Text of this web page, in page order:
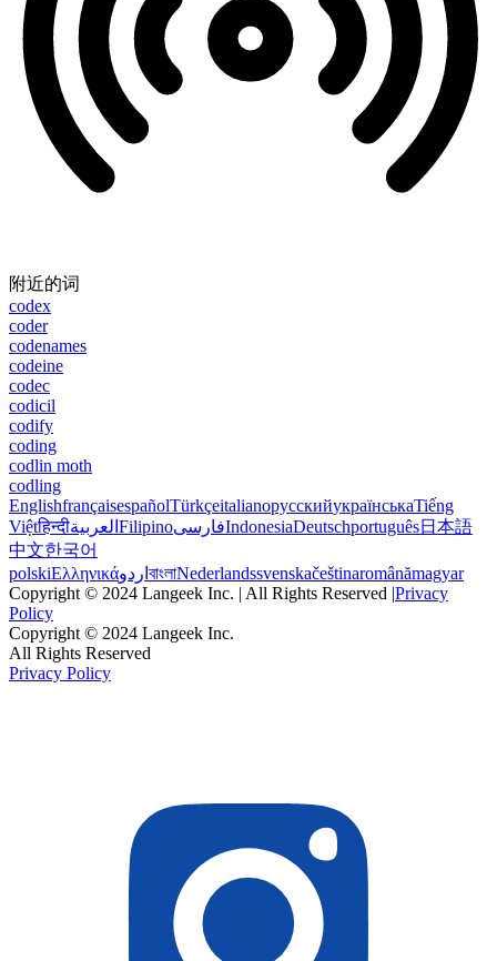
附近的词
codex
coder
codenames
codeine
codec
codicil
codify
coding
codlin moth
codling
EnglishfrançaisespañolTürkçeitalianoрусскийукраїнськаTiếng
Việtहिन्दीالعربية FilipinoفارسیIndonesiaDeutschportuguês日本語
中文한국어
polskiΕλληνικάاردو বাংলাNederlandssvenskačeštinaromânămagyar
Copyright © 2024 Langeek Inc. | All Rights Reserved |Privacy
Policy
Copyright © 2024 Langeek Inc.
All Rights Reserved
Privacy Policy